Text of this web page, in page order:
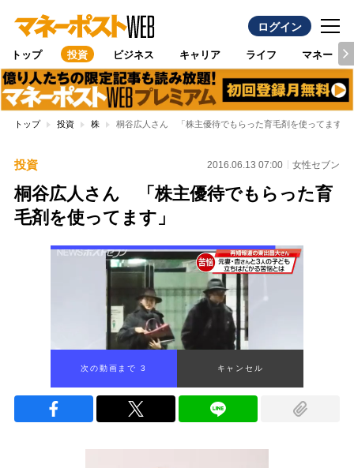
ログイン
トップ 投資 ビジネス キャリア ライフ マネー
トップ 投資 株 桐谷広人さん 「株主優待でもらった育毛剤を使ってます」
投資 2016.06.13 07:00 女性セブン
桐谷広人さん 「株主優待でもらった育
毛剤を使ってます」
次の動画まで 2 キャンセル